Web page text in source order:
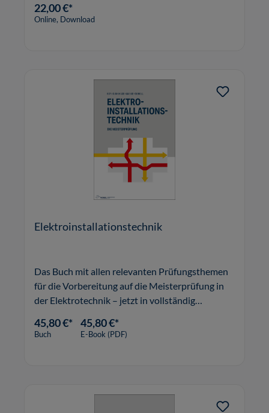
mittleren Unternehmen.
22,00 €*
Online, Download
Elektroinstallationstechnik
Das Buch mit allen relevanten Prüfungsthemen
für die Vorbereitung auf die Meisterprüfung in
der Elektrotechnik – jetzt in vollständig
45,80 €*
Buch
45,80 €*
E-Book (PDF)